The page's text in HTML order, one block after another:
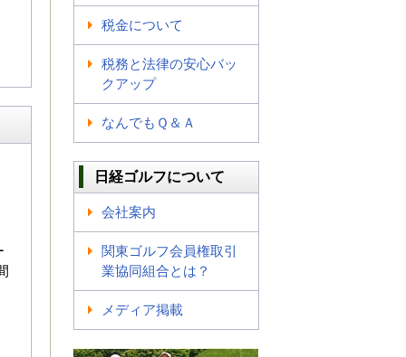
税金について
税務と法律の安心バッ
クアップ
なんでもＱ＆Ａ
日経ゴルフについて
会社案内
関東ゴルフ会員権取引
業協同組合とは？
メディア掲載